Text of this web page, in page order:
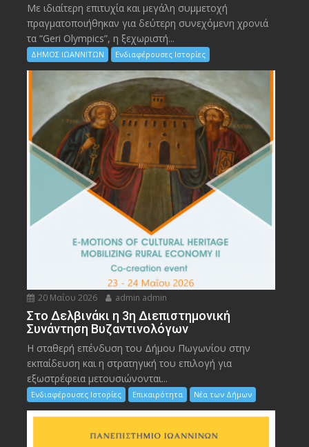
Με ιδιαίτερη επιτυχία και μεγάλη συμμετοχή
πραγματοποιήθηκαν για δεύτερη συνεχόμενη χρονιά
τα “Geri Olympics”, η ξεχωριστή...
ΔΗΜΟΣ ΙΩΑΝΝΙΤΩΝ Ενδιαφέρουσες Ιστορίες
20 Μαΐου 2026 admin admin
Στο Δελβινάκι η 3η Διεπιστημονική
Συνάντηση Βυζαντινολόγων
Η σταθερή επένδυση του Δήμου Πωγωνίου στην
εκπαίδευση και η στρατηγική του επιλογή για
εξωστρέφεια μετουσιώνονται...
Ενδιαφέρουσες Ιστορίες Επικαιρότητα Νέα των Δήμων